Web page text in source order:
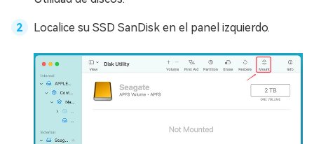
Localice su SSD SanDisk en el panel izquierdo.